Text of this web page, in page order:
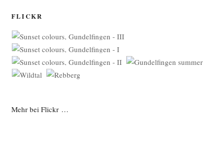
FLICKR
Mehr bei Flickr …